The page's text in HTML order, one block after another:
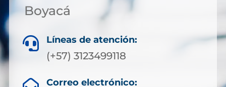
Boyacá
 Líneas de atención:
(+57) 3123499118
Correo electrónico: